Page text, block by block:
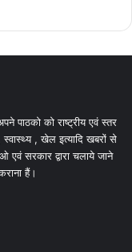
पाठको को राष्ट्रीय एवं स्तर
, खेल इत्यादि खबरों से
एवं सरकार द्वारा चलाये जाने
हैं।